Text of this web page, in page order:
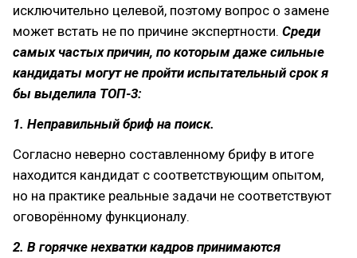
исключительно целевой, поэтому вопрос о замене
может встать не по причине экспертности. Среди
самых частых причин, по которым даже сильные
кандидаты могут не пройти испытательный срок я
бы выделила ТОП-3:
1. Неправильный бриф на поиск.
Согласно неверно составленному брифу в итоге
находится кандидат с соответствующим опытом,
но на практике реальные задачи не соответствуют
оговорённому функционалу.
2. В горячке нехватки кадров принимаются